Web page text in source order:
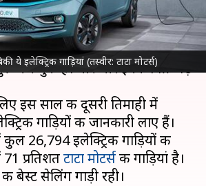
ये इलेक्ट्रिक गाड़ियां (तस्वीर: टाटा मोटर्स)
के कारण लोगइलेक्ट्रिक वाहनोंकी
चुके हैं। धीरे-धीरे इनकी बिक्री बढ़
साल की दूसरी तिमाही में
गाड़ियों की जानकारी लाए हैं।
कुल 26,794 इलेक्ट्रिक गाड़ियों की
71 प्रतिशतटाटा मोटर्सकी गाड़ियां है।
बेस्ट सेलिंग गाड़ी रही।